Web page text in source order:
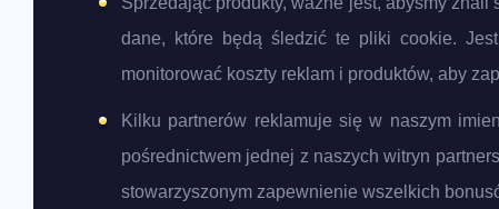
dane, które będą śledzić te pliki cookie.
monitorować koszty reklam i produktów, aby
Kilku partnerów reklamuje się w naszym
pośrednictwem jednej z naszych witryn
stowarzyszonym zapewnienie wszelkich